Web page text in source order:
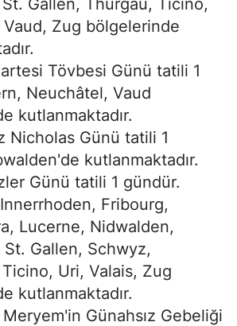
Vaud, Zug bölgelerinde
Tövbesi Günü tatili 1
Neuchâtel, Vaud
kutlanmaktadır.
Nicholas Günü tatili 1
kutlanmaktadır.
Günü tatili 1 gündür.
Fribourg,
Lucerne, Nidwalden,
Gallen, Schwyz,
Uri, Valais, Zug
kutlanmaktadır.
Günahsız Gebeliği